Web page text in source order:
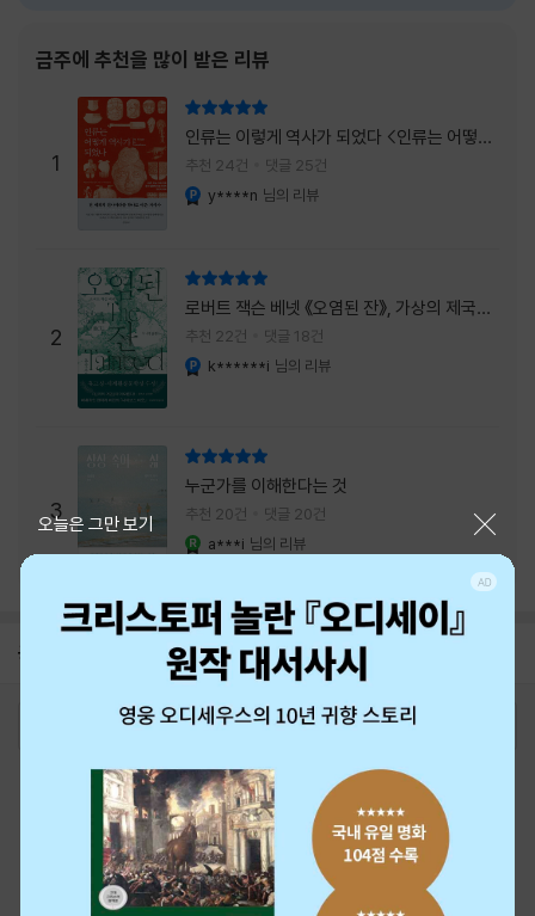
을 받게 된다. 그렇게 끝난 4권 이후, 나는 5권
이 출간되기만을 기다렸다. 형사가 아닌 호텔리
어가 된 닛타 고스케의 모습이 무척 궁금했기
때문이다. 그동안 호텔에서 잠복 수사를 하며
어설픈 호텔리어의 가면을 쓰고 있었다면, 이제
는 가면
금주에 추천을 많이 받은 리뷰
1
인류는 이렇게 역사가 되었다 <인류는 어떻게
역사가 되었나>
추천 24건 댓글 25건
y****n 님의 리뷰
2
로버트 잭슨 베넷 《오염된 잔》, 가상의 제국이
주는 실감과 미스터리 사건의 치밀함이 이루어
내는 최상의 시너지...
추천 22건 댓글 18건
k******i 님의 리뷰
3
누군가를 이해한다는 것
추천 20건 댓글 20건
a***i 님의 리뷰
공지 26년 NBCI 수상 안내
2026-08-01
오늘은 그만 보기
로그인 최근 본 상품 주문/배송
고객센터 1544-3800 티켓 1544-6399
중고샵 1566-4295
eBook 1:1문의/채팅상담
예스이십사(주) 사업자 정보
이용약관
개인정보처리방침
청소년보호정책
PC버전
회사소개
거래처관계자께